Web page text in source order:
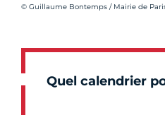
Crédit photo :
© Guillaume Bontemps / Mairie de
Quel calendrier